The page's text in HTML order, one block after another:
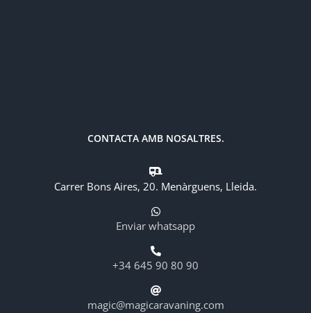
CONTACTA AMB NOSALTRES.
Carrer Bons Aires, 20. Menàrguens, Lleida.
Enviar whatsapp
+34 645 90 80 90
magic@magicaravaning.com